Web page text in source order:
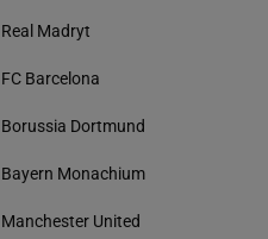
Real Madryt
FC Barcelona
Borussia Dortmund
Bayern Monachium
Manchester United